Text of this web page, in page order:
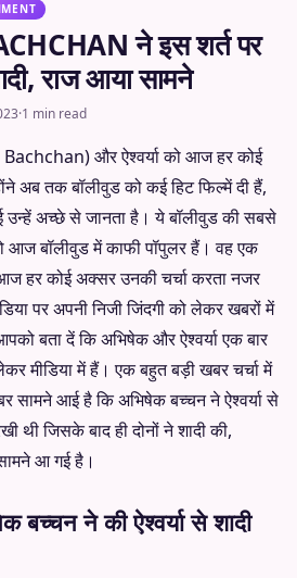
ने इस शर्त पर
राज आया सामने
·1 min read
और ऐश्वर्या को आज हर कोई
अब तक बॉलीवुड को कई हिट फिल्में दी हैं,
अच्छे से जानता है। ये बॉलीवुड की सबसे
आज बॉलीवुड में काफी पॉपुलर हैं। वह एक
हर कोई अक्सर उनकी चर्चा करता नजर
पर अपनी निजी जिंदगी को लेकर खबरों में
बता दें कि अभिषेक और ऐश्वर्या एक बार
मीडिया में हैं। एक बहुत बड़ी खबर चर्चा में
सामने आई है कि अभिषेक बच्चन ने ऐश्वर्या से
थी जिसके बाद ही दोनों ने शादी की,
आ गई है।
बच्चन ने की ऐश्वर्या से शादी